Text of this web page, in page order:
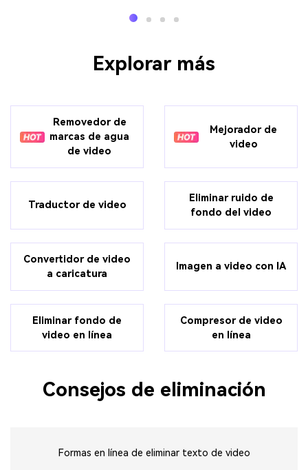
Explorar más
Removedor de
marcas de agua
de video
Mejorador de
video
Traductor de video
Eliminar ruido de
fondo del video
Convertidor de video
a caricatura
Imagen a video con IA
Eliminar fondo de
video en línea
Compresor de video
en línea
Consejos de eliminación
Formas en línea de eliminar texto de video